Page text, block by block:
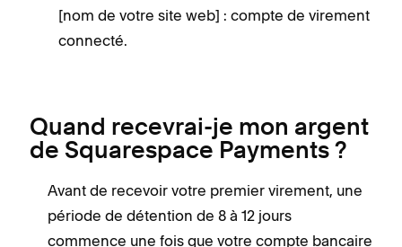
[nom de votre site web] : compte de virement
connecté.
Quand recevrai-je mon argent
de Squarespace Payments ?
Avant de recevoir votre premier virement, une
période de détention de 8 à 12 jours
commence une fois que votre compte bancaire